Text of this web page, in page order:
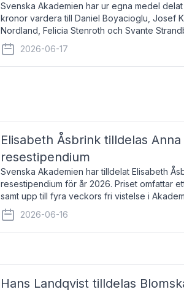
Svenska Akademien har ur egna medel
kronor vardera till Daniel Boyacioglu, Josef
Nordland, Felicia Stenroth och Svante
född 1981, är poet och scenartist. Josef
2026-06-17
Elisabeth Åsbrink tilldelas
resestipendium
Svenska Akademien har tilldelat Elisabeth
resestipendium för år 2026. Priset omfattar
samt upp till fyra veckors fri vistelse i
Elisabeth Åsbrink, född 1965 oc
2026-06-16
Hans Landqvist tilldelas